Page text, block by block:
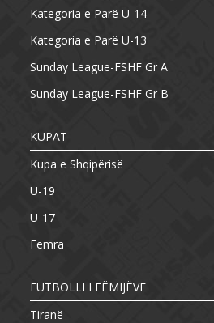
Kategoria e Parë U-14
Kategoria e Parë U-13
Sunday League-FSHF Gr A
Sunday League-FSHF Gr B
KUPAT
Kupa e Shqipërisë
U-19
U-17
Femra
FUTBOLLI I FËMIJËVE
Tiranë